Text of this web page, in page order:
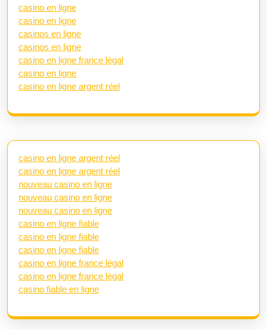
casino en ligne
casino en ligne
casinos en ligne
casinos en ligne
casino en ligne france légal
casino en ligne
casino en ligne argent réel
casino en ligne argent réel
casino en ligne argent réel
nouveau casino en ligne
nouveau casino en ligne
nouveau casino en ligne
casino en ligne fiable
casino en ligne fiable
casino en ligne fiable
casino en ligne france légal
casino en ligne france légal
casino fiable en ligne